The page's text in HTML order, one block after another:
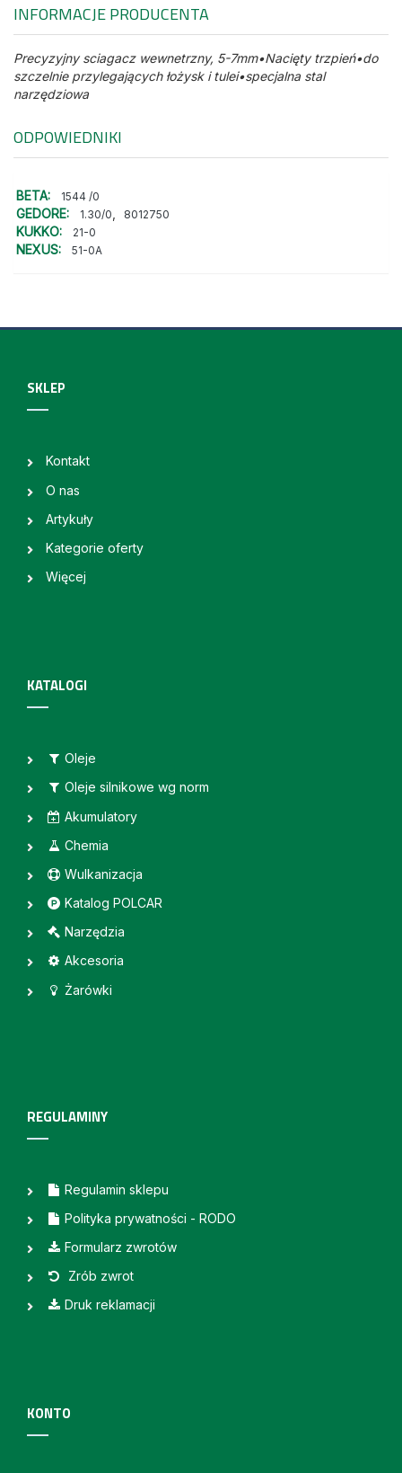
INFORMACJE PRODUCENTA
Precyzyjny sciagacz wewnetrzny, 5-7mm•Nacięty trzpień•do
szczelnie przylegających łożysk i tulei•specjalna stal
narzędziowa
ODPOWIEDNIKI
BETA: 1544 /0
GEDORE: 1.30/0 8012750
KUKKO: 21-0
NEXUS: 51-0A
SKLEP
Kontakt
O nas
Artykuły
Kategorie oferty
Więcej
KATALOGI
Oleje
Oleje silnikowe wg norm
Akumulatory
Chemia
Wulkanizacja
Katalog POLCAR
Narzędzia
Akcesoria
Żarówki
REGULAMINY
Regulamin sklepu
Polityka prywatności - RODO
Formularz zwrotów
Zrób zwrot
Druk reklamacji
KONTO